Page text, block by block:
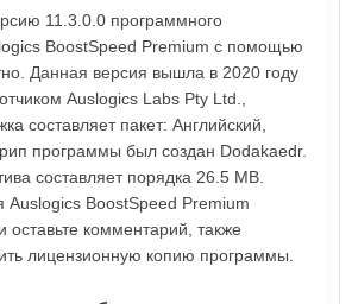
11.3.0.0 программного
BoostSpeed Premium с помощью
Данная версия вышла в 2020 году
Auslogics Labs Pty Ltd.,
составляет пакет: Английский,
программы был создан Dodakaedr.
составляет порядка 26.5 MB.
Auslogics BoostSpeed Premium
оставьте комментарий, также
лицензионную копию программы.